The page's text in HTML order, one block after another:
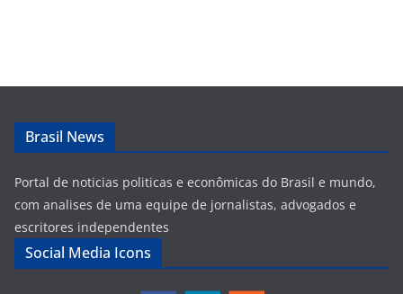
Brasil News
Portal de noticias politicas e econômicas do Brasil e mundo,
com analises de uma equipe de jornalistas, advogados e
escritores independentes
Social Media Icons